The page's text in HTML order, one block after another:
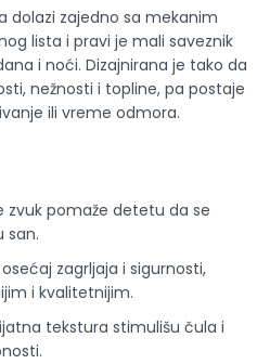
dolazi zajedno sa mekanim
lista i pravi je mali saveznik
i noći. Dizajnirana je tako da
nežnosti i topline, pa postaje
ili vreme odmora.
zvuk pomaže detetu da se
san.
zagrljaja i sigurnosti,
i kvalitetnijim.
tekstura stimulišu čula i